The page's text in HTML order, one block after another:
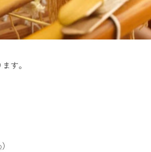
す。
）